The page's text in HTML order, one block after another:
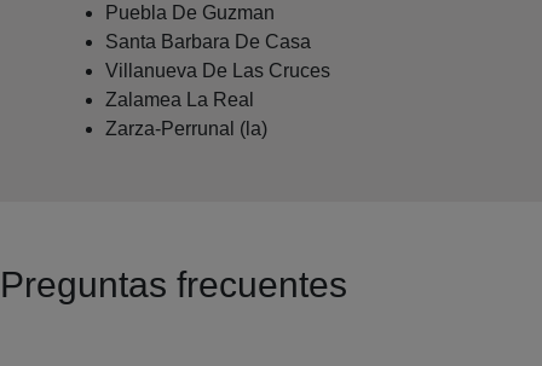
Puebla De Guzman
Santa Barbara De Casa
Villanueva De Las Cruces
Zalamea La Real
Zarza-Perrunal (la)
Preguntas frecuentes